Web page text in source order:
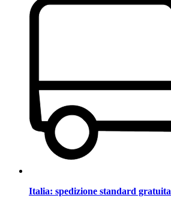
Italia: spedizione standard gratuita